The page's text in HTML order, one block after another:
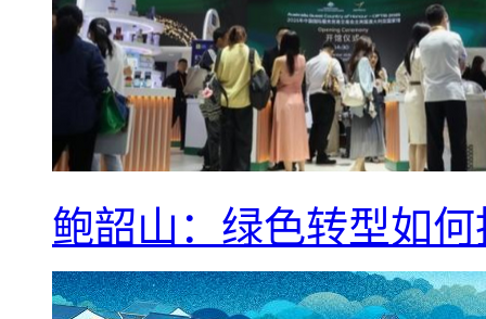
鲍韶山：绿色转型如